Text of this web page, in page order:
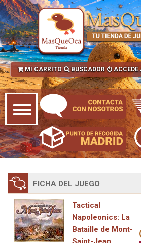
MI CARRITO BUSCADOR ACCEDE
FICHA DEL JUEGO
Tactical
Napoleonics: La
Bataille de Mont-